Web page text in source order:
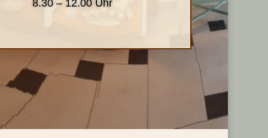
8.30 – 12.00 Uhr